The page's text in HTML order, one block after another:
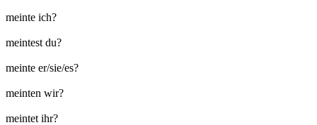
meinte ich?
meintest du?
meinte er/sie/es?
meinten wir?
meintet ihr?